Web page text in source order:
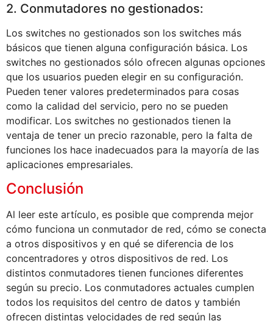
2. Conmutadores no gestionados:
Los switches no gestionados son los switches más
básicos que tienen alguna configuración básica. Los
switches no gestionados sólo ofrecen algunas opciones
que los usuarios pueden elegir en su configuración.
Pueden tener valores predeterminados para cosas
como la calidad del servicio, pero no se pueden
modificar. Los switches no gestionados tienen la
ventaja de tener un precio razonable, pero la falta de
funciones los hace inadecuados para la mayoría de las
aplicaciones empresariales.
Conclusión
Al leer este artículo, es posible que comprenda mejor
cómo funciona un conmutador de red, cómo se conecta
a otros dispositivos y en qué se diferencia de los
concentradores y otros dispositivos de red. Los
distintos conmutadores tienen funciones diferentes
según su precio. Los conmutadores actuales cumplen
todos los requisitos del centro de datos y también
ofrecen distintas velocidades de red según las